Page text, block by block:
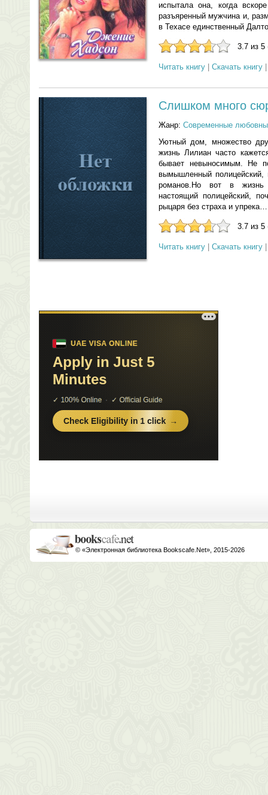
испытала она, когда
разъяренный мужчина и,
в Техасе единственный
3.7 из 5
Читать книгу Скачать книгу
Слишком много
Жанр: Современные
Уютный дом, множество
жизнь Лилиан часто
бывает невыносимым. Не
вымышленный полицейский,
романов.Но вот в жизнь
настоящий полицейский,
рыцаря без страха и упрека…
3.7 из 5
Читать книгу Скачать книгу
© «Электронная библиотека Bookscafe.Net», 2015-2026